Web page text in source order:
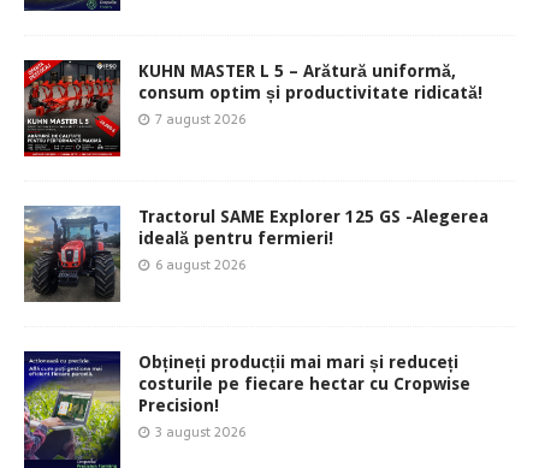
KUHN MASTER L 5 – Arătură uniformă,
consum optim și productivitate ridicată!
7 august 2026
Tractorul SAME Explorer 125 GS -Alegerea
ideală pentru fermieri!
6 august 2026
Obțineți producții mai mari și reduceți
costurile pe fiecare hectar cu Cropwise
Precision!
3 august 2026